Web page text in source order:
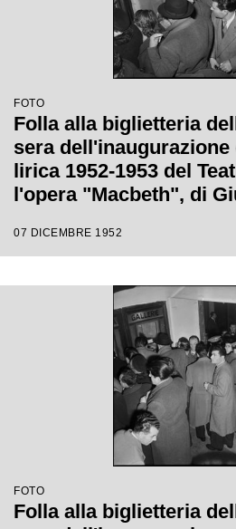
FOTO
Folla alla biglietteria
sera
lirica 1952-1953 del
l'opera "Macbeth", di
di Carl Ebert
07 DICEMBRE 1952
FOTO
Folla alla biglietteria